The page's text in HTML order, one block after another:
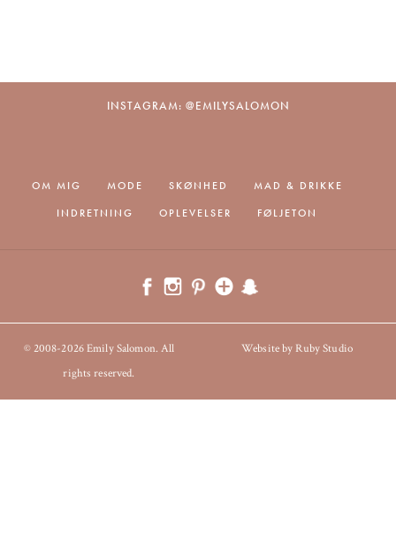
INSTAGRAM: @EMILYSALOMON
OM MIG MODE SKØNHED
MAD & DRIKKE
INDRETNING
OPLEVELSER FØLJETON
© 2008-2026 Emily Salomon. All
rights reserved.
Website by Ruby Studio